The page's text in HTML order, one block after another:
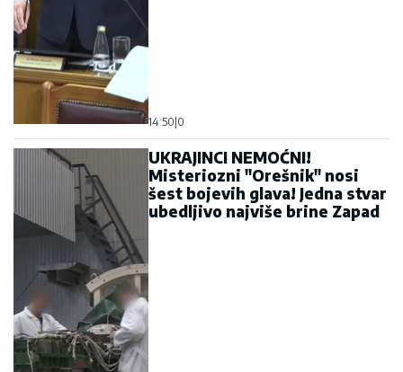
14:50 0
UKRAJINCI NEMOĆNI!
Misteriozni "Orešnik" nosi
šest bojevih glava! Jedna stvar
ubedljivo najviše brine Zapad